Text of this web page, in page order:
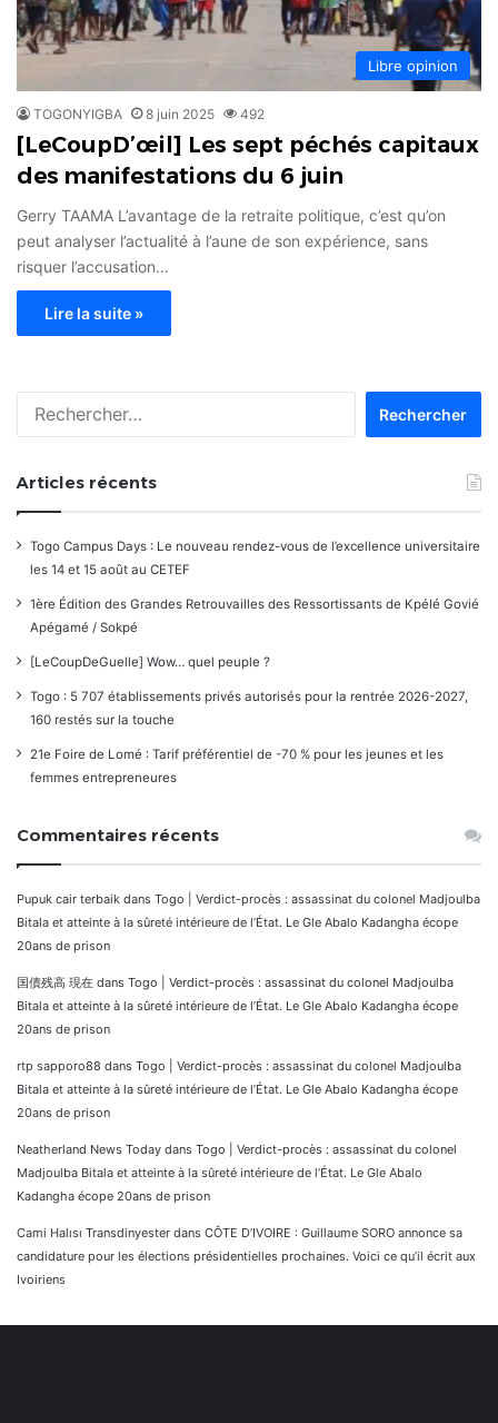
Libre opinion
TOGONYIGBA 8 juin 2025 492
[LeCoupD’œil] Les sept péchés capitaux
des manifestations du 6 juin
Gerry TAAMA L’avantage de la retraite politique, c’est qu’on
peut analyser l’actualité à l’aune de son expérience, sans
risquer l’accusation…
Lire la suite »
Articles récents
Togo Campus Days : Le nouveau rendez-vous de l’excellence universitaire
les 14 et 15 août au CETEF
1ère Édition des Grandes Retrouvailles des Ressortissants de Kpélé Govié
Apégamé / Sokpé
[LeCoupDeGuelle] Wow… quel peuple ?
Togo : 5 707 établissements privés autorisés pour la rentrée 2026-2027,
160 restés sur la touche
21e Foire de Lomé : Tarif préférentiel de -70 % pour les jeunes et les
femmes entrepreneures
Commentaires récents
Pupuk cair terbaik dans Togo | Verdict-procès : assassinat du colonel Madjoulba
Bitala et atteinte à la sûreté intérieure de l’État. Le Gle Abalo Kadangha écope
20ans de prison
国債残高 現在 dans Togo | Verdict-procès : assassinat du colonel Madjoulba
Bitala et atteinte à la sûreté intérieure de l’État. Le Gle Abalo Kadangha écope
20ans de prison
rtp sapporo88 dans Togo | Verdict-procès : assassinat du colonel Madjoulba
Bitala et atteinte à la sûreté intérieure de l’État. Le Gle Abalo Kadangha écope
20ans de prison
Neatherland News Today dans Togo | Verdict-procès : assassinat du colonel
Madjoulba Bitala et atteinte à la sûreté intérieure de l’État. Le Gle Abalo
Kadangha écope 20ans de prison
Cami Halısı Transdinyester dans CÔTE D’IVOIRE : Guillaume SORO annonce sa
candidature pour les élections présidentielles prochaines. Voici ce qu’il écrit aux
Ivoiriens